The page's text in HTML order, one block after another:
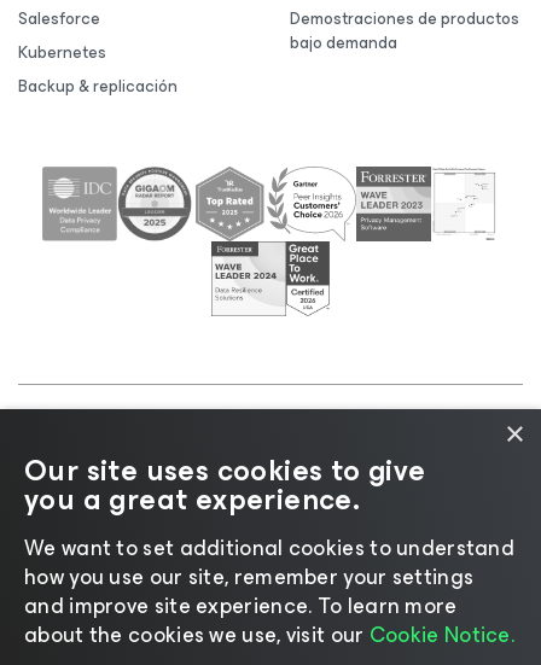
Salesforce
Kubernetes
Backup & replicación
Demostraciones de productos
bajo demanda
Aviso de cookies|Legal|Política de licencias
Recursos para proveedores
Cambiar idioma
×
Our site uses cookies to give
you a great experience.
We want to set additional cookies to understand
how you use our site, remember your settings
and improve site experience. ​To learn more
about the cookies we use, visit our Cookie Notice.